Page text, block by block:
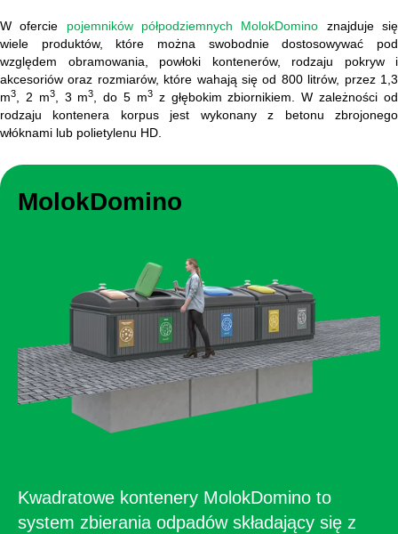
W ofercie pojemników półpodziemnych MolokDomino znajduje się
wiele produktów, które można swobodnie dostosowywać pod
względem obramowania, powłoki kontenerów, rodzaju pokryw i
akcesoriów oraz rozmiarów, które wahają się od 800 litrów, przez 1,3
m3, 2 m3, 3 m3, do 5 m3z głębokim zbiornikiem. W zależności od
rodzaju kontenera korpus jest wykonany z betonu zbrojonego
włóknami lub polietylenu HD.
MolokDomino
Kwadratowe kontenery MolokDomino to
system zbierania odpadów składający się z